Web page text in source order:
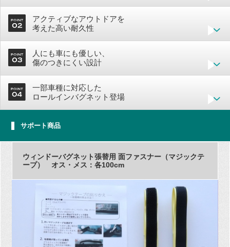
アクティブなアウトドアを
考えた高い耐久性
人にも車にも優しい、
傷のつきにくい設計
一部車種に対応した
ロールインバグネット登場
サポート商品
ウィンドーバグネット張替用 面ファスナー（マジックテ
ープ） オス・メス：各100cm